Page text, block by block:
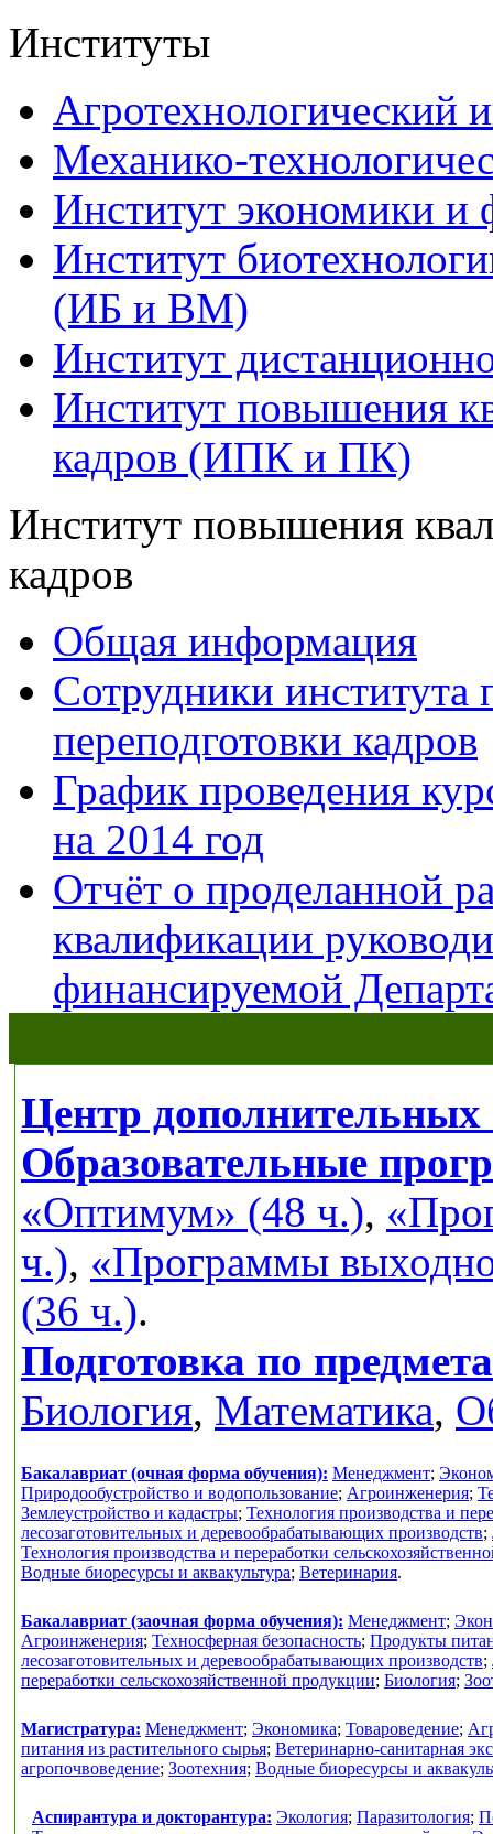
Институты
Агротехнологический
Механико-
Институт экономики
Институт
(ИБ и ВМ)
Институт
Институт повышения
кадров (ИПК и ПК)
Институт повышения
кадров
Общая информация
Сотрудники
переподготовки кадров
График проведения
на 2014 год
Отчёт о проделанной
квалификации
финансируемой
Центр дополнительных
Образовательные
«Оптимум» (48 ч.),
ч.), «Программы
(36 ч.).
Подготовка по
Биология, Математика,
Бакалавриат (очная форма обучения): Менеджмент;
Природообустройство и водопользование; Агроинженерия;
Землеустройство и кадастры; Технология производства и
лесозаготовительных и деревообрабатывающих производств;
Технология производства и переработки
Водные биоресурсы и аквакультура; Ветеринария.
Бакалавриат (заочная форма обучения): Менеджмент;
Агроинженерия; Техносферная безопасность; Продукты
лесозаготовительных и деревообрабатывающих производств;
переработки сельскохозяйственной продукции; Биология;
Магистратура: Менеджмент; Экономика; Товароведение;
питания из растительного сырья; Ветеринарно-санитарная
агропочвоведение; Зоотехния; Водные биоресурсы и
Аспирантура и докторантура: Экология; Паразитология;